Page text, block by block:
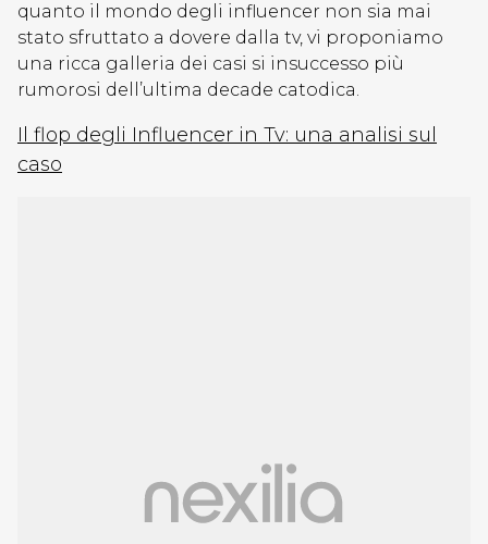
quanto il mondo degli influencer non sia mai
stato sfruttato a dovere dalla tv, vi proponiamo
una ricca galleria dei casi si insuccesso più
rumorosi dell’ultima decade catodica.
Il flop degli Influencer in Tv: una analisi sul
caso